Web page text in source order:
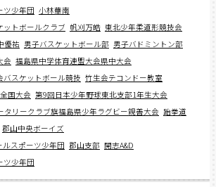
ツ少年団 小林華南
ットボールクラブ 帆刈万皓 東北少年柔道形競技会
優祐 男子バスケットボール部 男子バドミントン部
会 福島県中学体育連盟大会県中大会
スケットボール競技 竹生会テコンドー教室
国大会 第9回日本少年野球東北支部1年生大会
タリークラブ旗福島県少年ラグビー親善大会 跆拳道
郡山中央ボーイズ
スポーツ少年団 郡山支部 開志A&D
ツ少年団